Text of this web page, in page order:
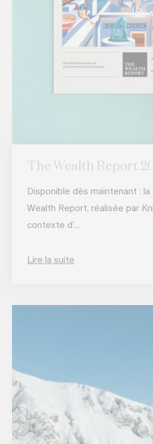
The Wealth Report
Disponible dès maintenant :
Wealth Report, réalisée par
contexte d’...
Lire la suite